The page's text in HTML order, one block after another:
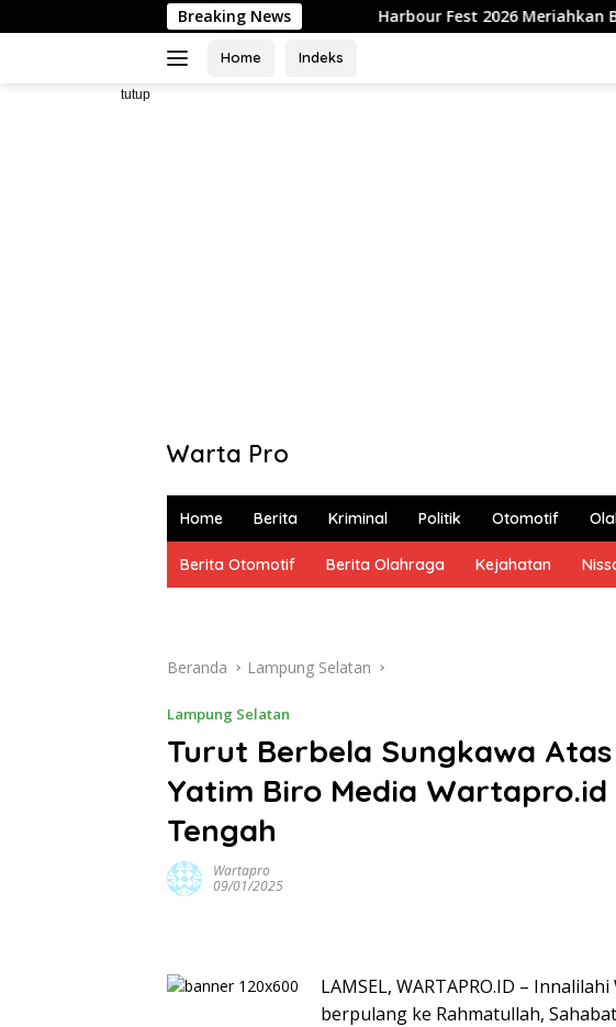
ke
Breaking NewsHarbour Fest 2026 Meriahkan Bakauheni,
Home Indeks
tutup
Warta Pro
dan
Home Berita Kriminal Politik Otomotif
Berita Otomotif Berita Olahraga Kejahatan
Beranda Lampung Selatan
Lampung Selatan
Turut Berbela Sungkawa
Yatim Biro Media
Tengah
Wartapro
09/01/2025
LAMSEL, WARTAPRO.ID –
berpulang ke Rahmatullah,